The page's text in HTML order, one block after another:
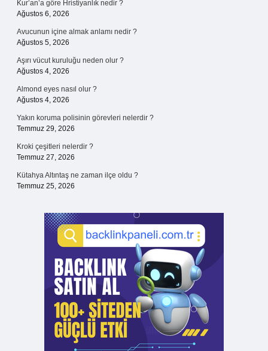
Kur’an’a göre Hristiyanlık nedir ?
Ağustos 6, 2026
Avucunun içine almak anlamı nedir ?
Ağustos 5, 2026
Aşırı vücut kuruluğu neden olur ?
Ağustos 4, 2026
Almond eyes nasıl olur ?
Ağustos 4, 2026
Yakın koruma polisinin görevleri nelerdir ?
Temmuz 29, 2026
Kroki çeşitleri nelerdir ?
Temmuz 27, 2026
Kütahya Altıntaş ne zaman ilçe oldu ?
Temmuz 25, 2026